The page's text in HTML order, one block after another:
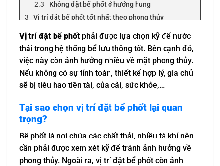
Không đặt bể phốt ở hướng hung
Vị trí đặt bể phốt tốt nhất theo phong thủy
Đặt bể phốt ở khu vực sân
Xử lý như thế nào khi bể phốt bị hỏng?
Vị trí đặt bể phốt phải được lựa chọn kỹ để nước
thải trong hệ thống bể lưu thông tốt. Bên cạnh đó,
việc này còn ảnh hưởng nhiều về mặt phong thủy.
Nếu không có sự tính toán, thiết kế hợp lý, gia chủ
sẽ bị tiêu hao tiền tài, của cải, sức khỏe,…
Tại sao chọn vị trí đặt bể phốt lại quan
trọng?
Bể phốt là nơi chứa các chất thải, nhiều tà khí nên
cần phải được xem xét kỹ để tránh ảnh hưởng về
phong thủy. Ngoài ra, vị trí đặt bể phốt còn ảnh